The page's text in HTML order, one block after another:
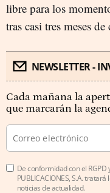
libre para los
tras casi tres meses
NEWSLETTER -
Cada mañana la
que marcarán la
De conformidad con el RGPD
PUBLICACIONES, S.A.
noticias de actualidad.